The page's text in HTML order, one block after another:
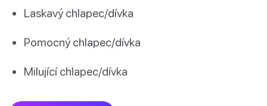
Laskavý chlapec/dívka
Pomocný chlapec/dívka
Milující chlapec/dívka